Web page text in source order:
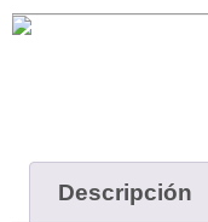
Descripción